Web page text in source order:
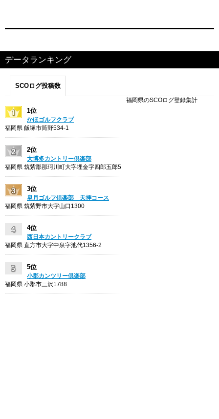
データランキング
SCOログ投稿数
福岡県のSCOログ登録集計
1位
かほゴルフクラブ
福岡県 飯塚市筒野534-1
2位
大博多カントリー倶楽部
福岡県 筑紫郡那珂川町大字埋金字四郎五郎5
3位
皐月ゴルフ倶楽部 天拝コース
福岡県 筑紫野市大字山口1300
4位
西日本カントリークラブ
福岡県 直方市大字中泉字池代1356-2
5位
小郡カンツリー倶楽部
福岡県 小郡市三沢1788